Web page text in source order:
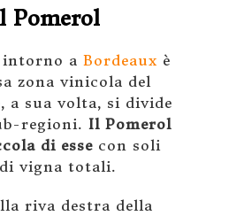
Pomerol
intorno a Bordeaux è
zona vinicola del
a sua volta, si divide
regioni. Il Pomerol
di esse con soli
vigna totali.
riva destra della